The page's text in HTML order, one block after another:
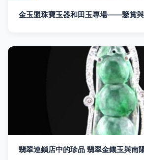
金玉盟珠寶玉器和田玉專場——鑒賞
翡翠連鎖店中的珍品 翡翠金鑲玉與南